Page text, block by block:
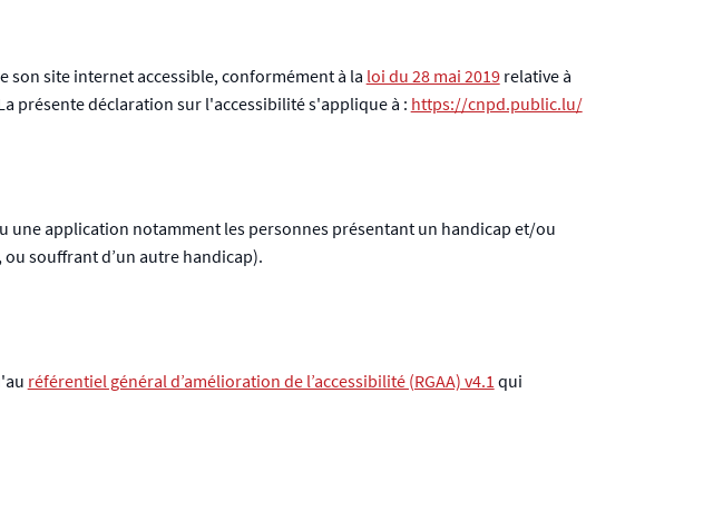
son site internet accessible, conformément à la loi du 28 mai 2019relative à
présente déclaration sur l'accessibilité s'applique à : https://cnpd.public.lu/
application notamment les personnes présentant un handicap et/ou
souffrant d’un autre handicap).
référentiel général d’amélioration de l’accessibilité (RGAA) v4.1 qui